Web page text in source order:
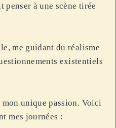
à une scène tirée
me guidant du réalisme
existentiels
unique passion. Voici
mes journées :